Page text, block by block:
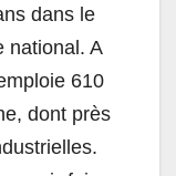
dans le
national. A
610
dont près